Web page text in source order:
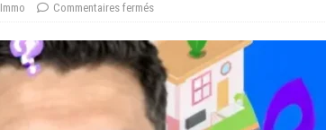
Immo Commentaires fermés